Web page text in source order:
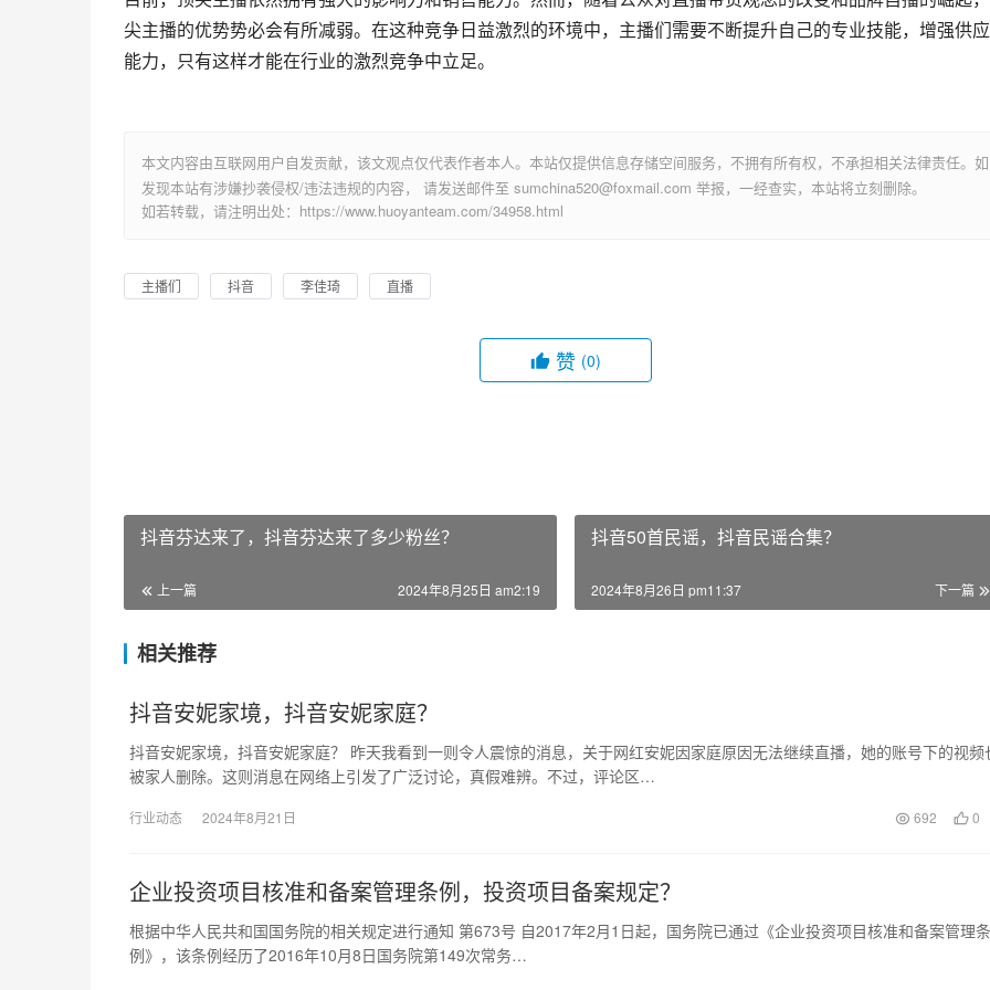
尖主播的优势势必会有所减弱。在这种竞争日益激烈的环境中，主播们需要不断提升自己的专业技能，增强供
能力，只有这样才能在行业的激烈竞争中立足。
本文内容由互联网用户自发贡献，该文观点仅代表作者本人。本站仅提供信息存储空间服务，不拥有所有权，不承担相关法律责任。如
发现本站有涉嫌抄袭侵权/违法违规的内容， 请发送邮件至 sumchina520@foxmail.com 举报，一经查实，本站将立刻删除。
如若转载，请注明出处：https://www.huoyanteam.com/34958.html
主播们 抖音 李佳琦 直播
赞 (0)
抖音芬达来了，抖音芬达来了多少粉丝？
上一篇 2024年8月25日 am2:19
抖音50首民谣，抖音民谣合集？
下一篇
2024年8月26日 pm11:37
相关推荐
抖音安妮家境，抖音安妮家庭？
抖音安妮家境，抖音安妮家庭？ 昨天我看到一则令人震惊的消息，关于网红安妮因家庭原因无法继续直播，她的账号下的视频
被家人删除。这则消息在网络上引发了广泛讨论，真假难辨。不过，评论区…
行业动态 2024年8月21日 692 0
企业投资项目核准和备案管理条例，投资项目备案规定？
根据中华人民共和国国务院的相关规定进行通知 第673号 自2017年2月1日起，国务院已通过《企业投资项目核准和备案管理条
例》，该条例经历了2016年10月8日国务院第149次常务…